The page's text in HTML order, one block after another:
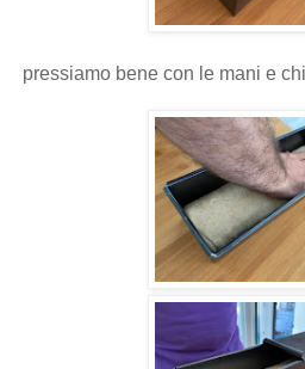
pressiamo bene con le mani e